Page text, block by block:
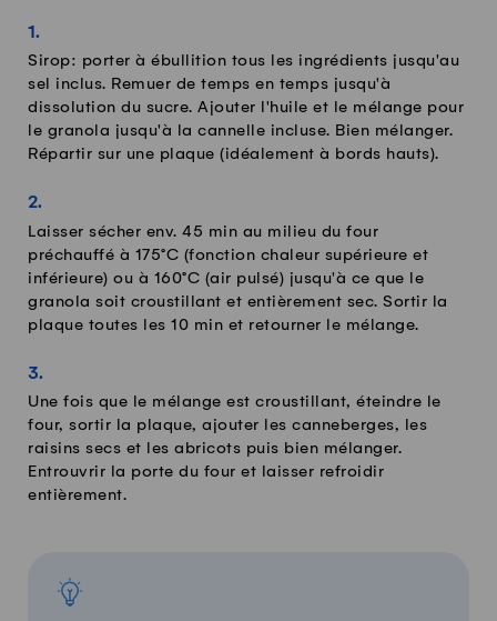
Sirop: porter à ébullition tous les ingrédients jusqu'au
sel inclus. Remuer de temps en temps jusqu'à
dissolution du sucre. Ajouter l'huile et le mélange pour
le granola jusqu'à la cannelle incluse. Bien mélanger.
Répartir sur une plaque (idéalement à bords hauts).
Laisser sécher env. 45 min au milieu du four
préchauffé à 175°C (fonction chaleur supérieure et
inférieure) ou à 160°C (air pulsé) jusqu'à ce que le
granola soit croustillant et entièrement sec. Sortir la
plaque toutes les 10 min et retourner le mélange.
Une fois que le mélange est croustillant, éteindre le
four, sortir la plaque, ajouter les canneberges, les
raisins secs et les abricots puis bien mélanger.
Entrouvrir la porte du four et laisser refroidir
entièrement.